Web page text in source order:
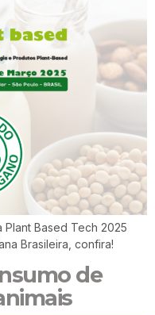
Based Tech 2025
Brasileira, confira!
de